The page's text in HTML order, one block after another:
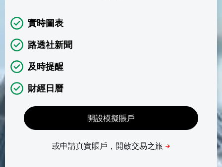
實時圖表
路透社新聞
及時提醒
財經日曆